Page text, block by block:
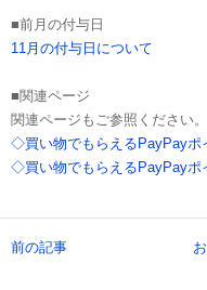
■前月の付与日
11月の付与日について
■関連ページ
関連ページもご参照ください。
◇買い物でもらえるPayPayポ
◇買い物でもらえるPayPayポ
前の記事